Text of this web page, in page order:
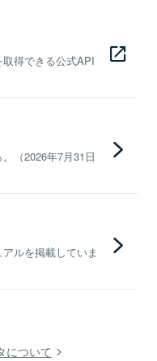
得できる公式API
（2026年7月31日
ルを掲載していま
について